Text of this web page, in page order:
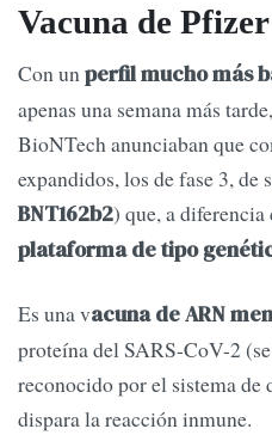
Vacuna de Pfizer
Con unperfil mucho más
apenas una semana más
BioNTech anunciaban que
expandidos, los de fase 3, de
BNT162b2) que, a diferencia
plataforma de tipo
Es una vacuna de ARN
proteína del SARS-CoV-2
reconocido por el sistema de
dispara la reacción inmune.